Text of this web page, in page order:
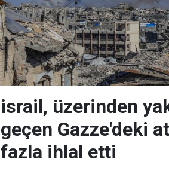
israil, üzerinden
geçen Gazze'deki
fazla ihlal etti